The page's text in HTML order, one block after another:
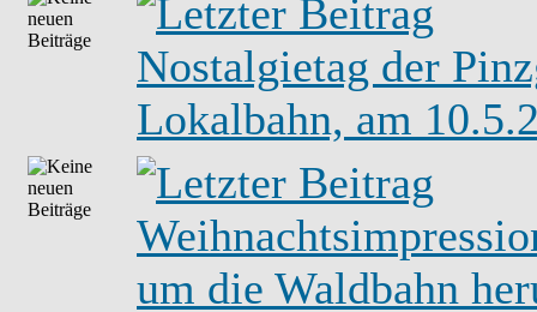
Nostalgietag der
Lokalbahn, am
um die Waldbahn